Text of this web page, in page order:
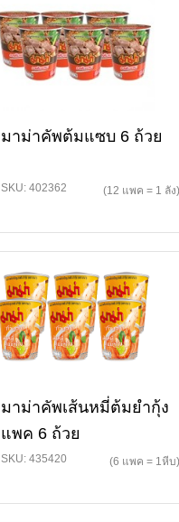
มาม่าคัพต้มแซบ 6 ถ้วย
SKU: 402362 (12 แพค = 1 ลัง)
มาม่าคัพเส้นหมี่ต้มยำกุ้ง
แพค 6 ถ้วย
SKU: 435420 (6 แพค = 1หีบ)